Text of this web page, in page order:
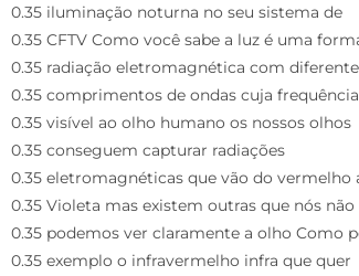
0.35 iluminação noturna no seu sistema de
0.35 CFTV Como você sabe a luz é uma
0.35 radiação eletromagnética com
0.35 comprimentos de ondas cuja
0.35 visível ao olho humano os nossos olhos
0.35 conseguem capturar radiações
0.35 eletromagnéticas que vão do vermelho
0.35 Violeta mas existem outras que nós não
0.35 podemos ver claramente a olho Como
0.35 exemplo o infravermelho infra que quer